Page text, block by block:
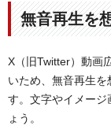
無音再生を
X（旧Twitter）動画
いため、無音再生
す。文字やイメージ
ょう。